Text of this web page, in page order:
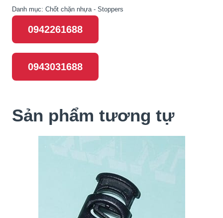
Danh mục: Chốt chặn nhựa - Stoppers
0942261688
0943031688
Sản phẩm tương tự